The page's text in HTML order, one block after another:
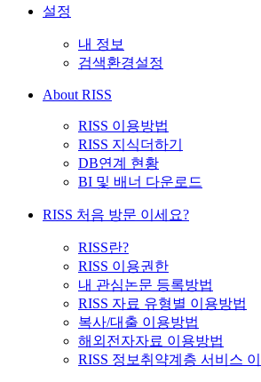
설정
내 정보
검색환경설정
About RISS
RISS 이용방법
RISS 지식더하기
DB연계 현황
BI 및 배너 다운로드
RISS 처음 방문 이세요?
RISS란?
RISS 이용권한
내 관심논문 등록방법
RISS 자료 유형별 이용방법
복사/대출 이용방법
해외전자자료 이용방법
RISS 정보취약계층 서비스